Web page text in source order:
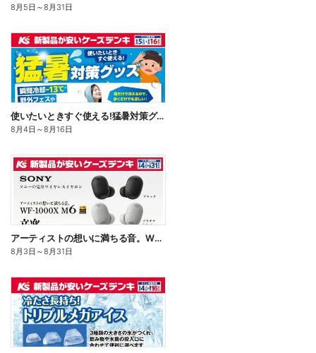
8月5日 ～8月31日
使いたいときすぐ使える!猛暑対策グッズ
8月4日 ～8月16日
アーティストの想いに満ちる音。WF-1000X M6
8月3日 ～8月31日